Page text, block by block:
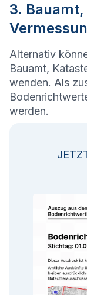
3.
Alternativ
Bauamt,
wenden. Als
werden.